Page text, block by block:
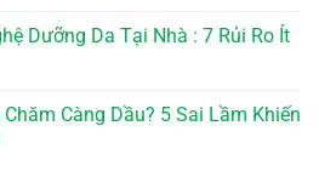
Dưỡng Da Tại Nhà : 7 Rủi Ro Ít
Càng Dầu? 5 Sai Lầm Khiến